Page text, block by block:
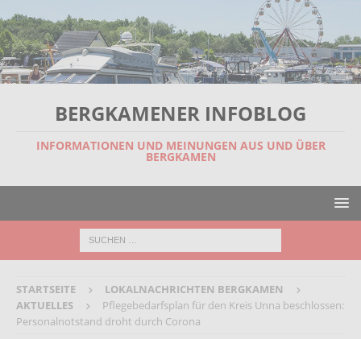
BERGKAMENER INFOBLOG
INFORMATIONEN UND MEINUNGEN AUS UND ÜBER
BERGKAMEN
STARTSEITE
LOKALNACHRICHTEN BERGKAMEN
AKTUELLES
Pflegebedarfsplan für den Kreis Unna beschlossen:
Personalnotstand droht durch Corona